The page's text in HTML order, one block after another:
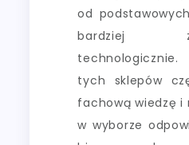
od
bardziej
tych sklepów
fachową wiedzę i
w wyborze